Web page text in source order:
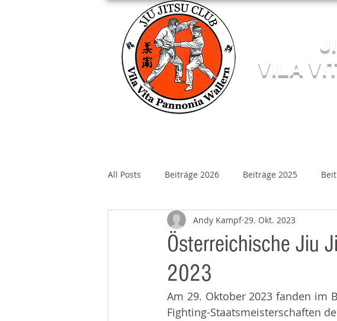
VILA
All Posts Beiträge 2026 Beiträge 2025
Beiträge 2020 Beiträge 2019 Beiträge 2018
Beiträge 2014 Infos
Österreichische Jiu
2023
Andy Kampf 29. Okt. 2023
Am 29. Oktober 2023 fanden im
Fighting-Staatsmeisterschaften